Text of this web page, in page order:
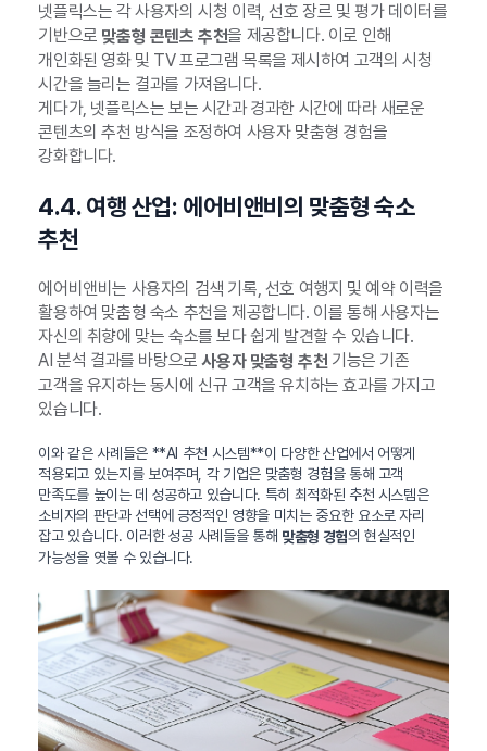
넷플릭스는 각 사용자의 시청 이력, 선호 장르 및 평가 데이터를
기반으로 맞춤형 콘텐츠 추천을 제공합니다. 이로 인해
개인화된 영화 및 TV 프로그램 목록을 제시하여 고객의 시청
시간을 늘리는 결과를 가져옵니다.
게다가, 넷플릭스는 보는 시간과 경과한 시간에 따라 새로운
콘텐츠의 추천 방식을 조정하여 사용자 맞춤형 경험을
강화합니다.
4.4. 여행 산업: 에어비앤비의 맞춤형 숙소
추천
에어비앤비는 사용자의 검색 기록, 선호 여행지 및 예약 이력을
활용하여 맞춤형 숙소 추천을 제공합니다. 이를 통해 사용자는
자신의 취향에 맞는 숙소를 보다 쉽게 발견할 수 있습니다.
AI 분석 결과를 바탕으로사용자 맞춤형 추천 기능은 기존
고객을 유지하는 동시에 신규 고객을 유치하는 효과를 가지고
있습니다.
이와 같은 사례들은 **AI 추천 시스템**이 다양한 산업에서 어떻게
적용되고 있는지를 보여주며, 각 기업은 맞춤형 경험을 통해 고객
만족도를 높이는 데 성공하고 있습니다. 특히 최적화된 추천 시스템은
소비자의 판단과 선택에 긍정적인 영향을 미치는 중요한 요소로 자리
잡고 있습니다. 이러한 성공 사례들을 통해 맞춤형 경험의 현실적인
가능성을 엿볼 수 있습니다.